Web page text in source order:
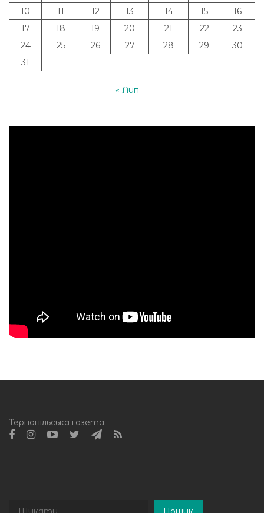
10
11 12 13 14 15
16
17
18 19 20 21 22
23
24
25 26 27 28 29
30
31
« Лип
Тернопільська газета
Пошук